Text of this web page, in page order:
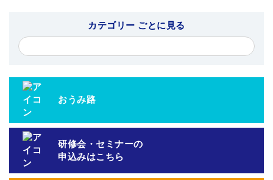
カテゴリー ごとに見る
おうみ路
研修会・セミナーの
申込みはこちら